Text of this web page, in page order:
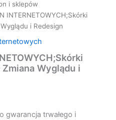
i sklepów
INTERNETOWYCH;Skórki
i Redesign
Wyglądu i
gwarancja trwałego i